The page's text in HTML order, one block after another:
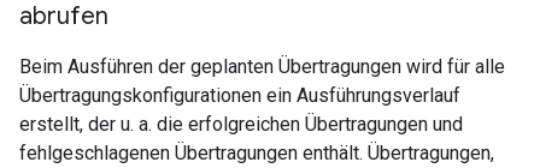
abrufen
Beim Ausführen der geplanten Übertragungen wird für alle
Übertragungskonfigurationen ein Ausführungsverlauf
erstellt, der u. a. die erfolgreichen Übertragungen und
fehlgeschlagenen Übertragungen enthält. Übertragungen,